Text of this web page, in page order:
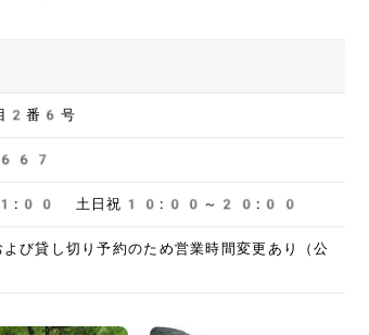
2番6号
土日祝10:00～20:00
び貸し切り予約のため営業時間変更あり（公